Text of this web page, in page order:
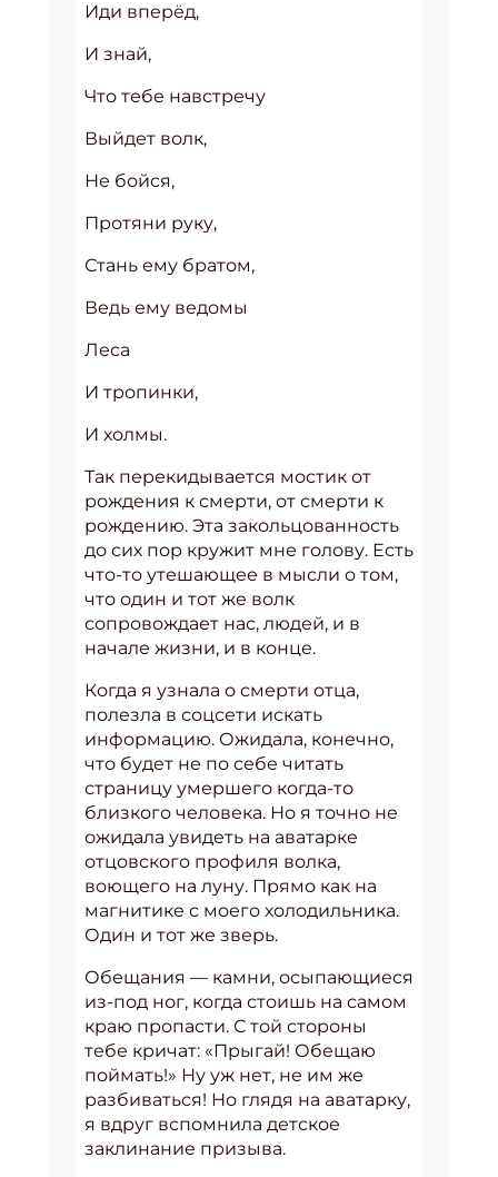
Иди вперёд,
И знай,
Что тебе навстречу
Выйдет волк,
Не бойся,
Протяни руку,
Стань ему братом,
Ведь ему ведомы
Леса
И тропинки,
И холмы.
Так перекидывается мостик от
рождения к смерти, от смерти к
рождению. Эта закольцованность
до сих пор кружит мне голову. Есть
что-то утешающее в мысли о том,
что один и тот же волк
сопровождает нас, людей, и в
начале жизни, и в конце.
Когда я узнала о смерти отца,
полезла в соцсети искать
информацию. Ожидала, конечно,
что будет не по себе читать
страницу умершего когда-то
близкого человека. Но я точно не
ожидала увидеть на аватарке
отцовского профиля волка,
воющего на луну. Прямо как на
магнитике с моего холодильника.
Один и тот же зверь.
Обещания — камни, осыпающиеся
из-под ног, когда стоишь на самом
краю пропасти. С той стороны
тебе кричат: «Прыгай! Обещаю
поймать!» Ну уж нет, не им же
разбиваться! Но глядя на аватарку,
я вдруг вспомнила детское
заклинание призыва.